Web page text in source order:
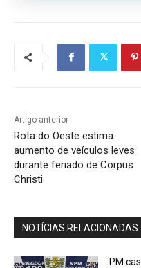
Artigo anterior
Rota do Oeste estima
aumento de veículos leves
durante feriado de Corpus
Christi
NOTÍCIAS RELACIONADAS
PM